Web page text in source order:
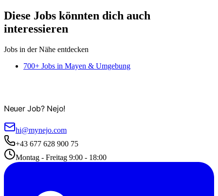
Diese Jobs könnten dich auch
interessieren
Jobs in der Nähe entdecken
700+ Jobs in Mayen & Umgebung
Neuer Job? Nejo!
hi@mynejo.com
+43 677 628 900 75
Montag - Freitag 9:00 - 18:00